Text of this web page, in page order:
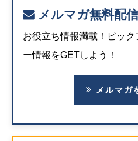
メルマガ無料配信
お役立ち情報満載！ピッ
ー情報をGETしよう！
メルマガ